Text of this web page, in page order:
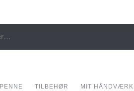
PENNE TILBEHØR MIT HÅNDVÆRK